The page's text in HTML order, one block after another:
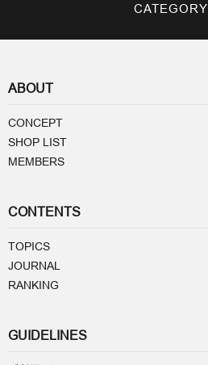
CATEGORY
ABOUT
CONCEPT
SHOP LIST
MEMBERS
CONTENTS
TOPICS
JOURNAL
RANKING
GUIDELINES